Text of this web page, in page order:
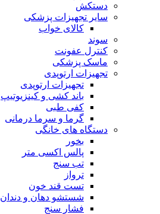
دستکش
سایر تجهیزات پزشکی
کالای خواب
سوند
کنترل عفونت
ماسک پزشکی
تجهیزات ارتوپدی
تجهیزات ارتوپدی
باند کشی و کینزیوتیپ
کفی طبی
گرما و سرما درمانی
دستگاه های خانگی
بخور
پالس اکسی متر
تب سنج
ترواز
تست قند خون
شستشو دهان و دندان
فشار سنج